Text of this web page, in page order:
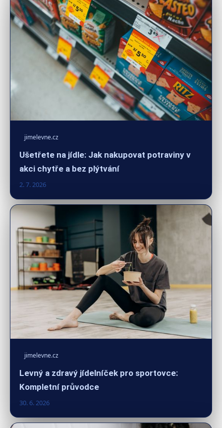
jimelevne.cz
Ušetřete na jídle: Jak nakupovat potraviny v
akci chytře a bez plýtvání
2. 7. 2026
jimelevne.cz
Levný a zdravý jídelníček pro sportovce:
Kompletní průvodce
30. 6. 2026